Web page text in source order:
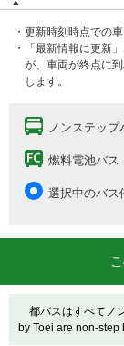
・更新時刻時点での
・「最新情報に更新
が、車両が終点に
します。
ノンステップ
燃料電池バス
選択中のバス
都バスはすべてノ
by Toei are non-step